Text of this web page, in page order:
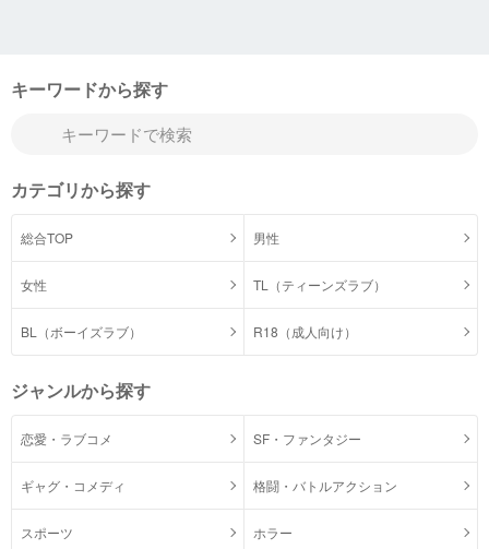
キーワードから探す
カテゴリから探す
総合TOP 男性
女性 TL（ティーンズラブ）
BL（ボーイズラブ） R18（成人向け）
ジャンルから探す
恋愛・ラブコメ SF・ファンタジー
ギャグ・コメディ 格闘・バトルアクション
スポーツ ホラー